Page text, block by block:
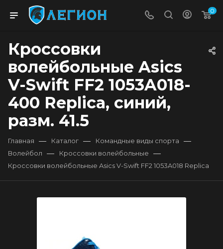
0
Кроссовки
волейбольные Asics
V-Swift FF2 1053A018-
400 Replica, синий,
разм. 41.5
Главная — Каталог — Командные виды спорта —
Волейбол — Кроссовки волейбольные —
Кроссовки волейбольные Asics V-Swift FF2 1053A018 Replica